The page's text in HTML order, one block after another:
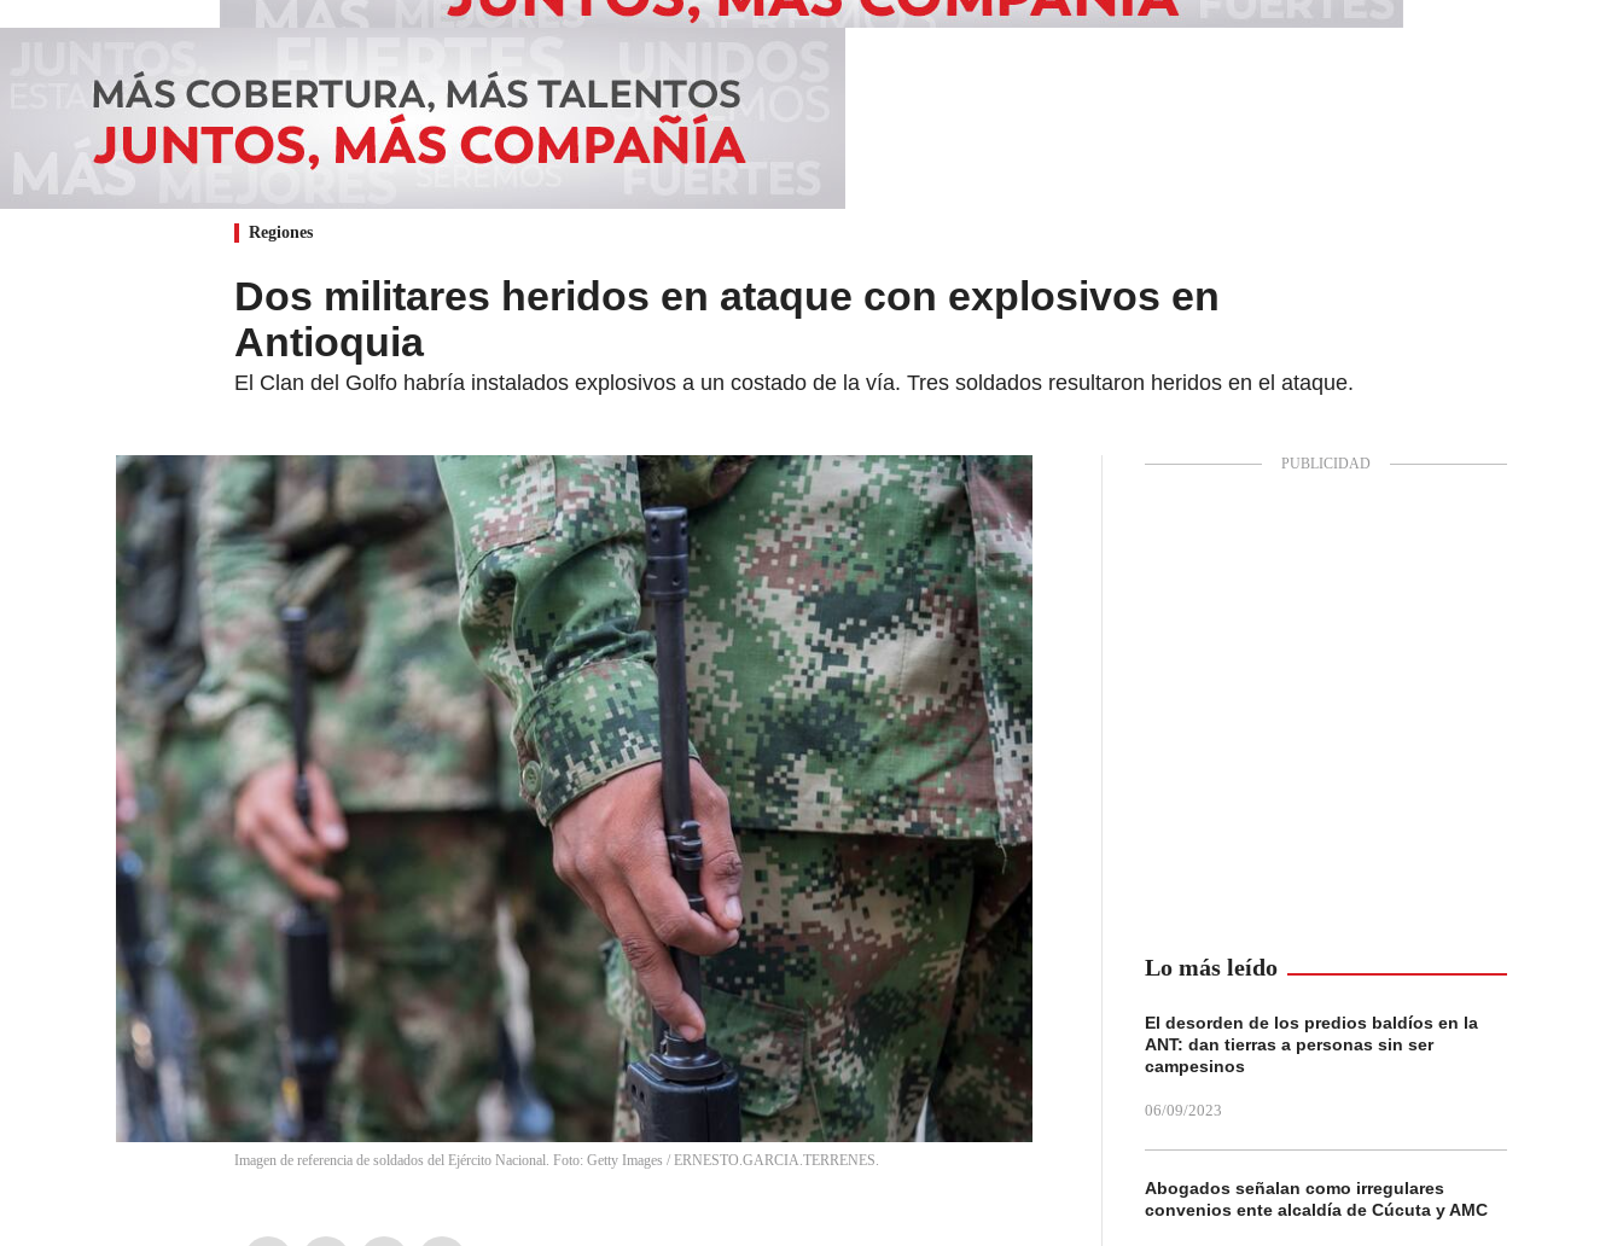
Regiones
Dos militares heridos en ataque con explosivos en
Antioquia
El Clan del Golfo habría instalados explosivos a un costado de la vía. Tres soldados resultaron heridos en el ataque.
Imagen de referencia de soldados del Ejército Nacional. Foto: Getty Images / ERNESTO.GARCIA.TERRENES.
Lo más leído
El desorden de los predios baldíos en la
ANT: dan tierras a personas sin ser
campesinos
06/09/2023
Abogados señalan como irregulares
convenios ente alcaldía de Cúcuta y AMC